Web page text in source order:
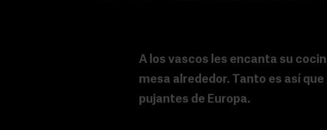
A los vascos les encanta su
mesa alrededor. Tanto es así
pujantes de Europa.